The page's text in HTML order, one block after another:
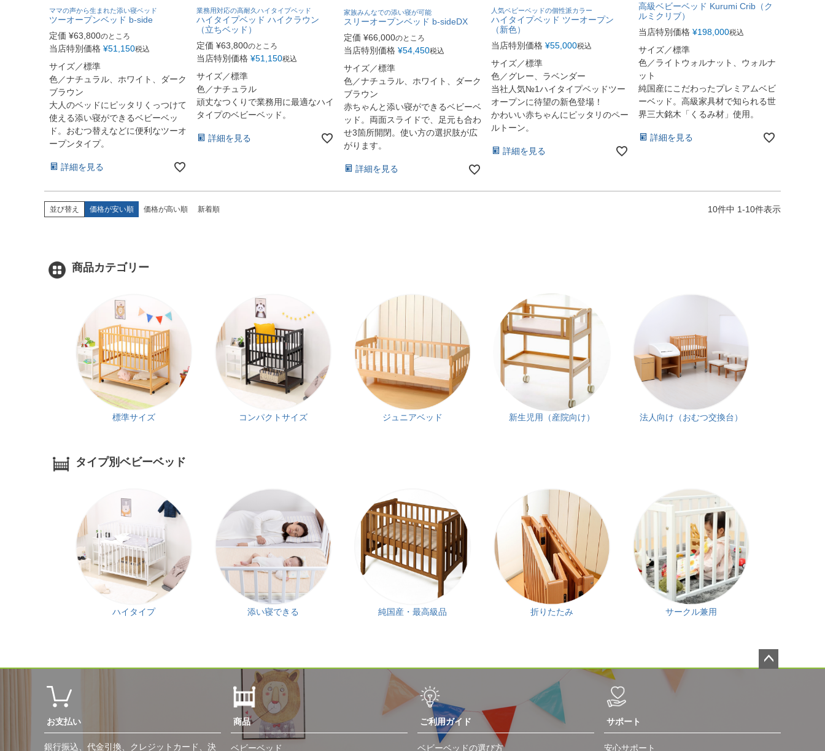
ママの声から生まれた添い寝ベッド
ツーオープンベッド b-side
定価 ¥63,800のところ
当店特別価格 ¥51,150税込
サイズ／標準
色／ナチュラル、ホワイト、ダーク
ブラウン
大人のベッドにピッタリくっつけて
使える添い寝ができるベビーベッ
ド。おむつ替えなどに便利なツーオ
ープンタイプ。
詳細を見る
業務用対応の高耐久ハイタイプベッド
ハイタイプベッド ハイクラウン
（立ちベッド）
定価 ¥63,800のところ
当店特別価格 ¥51,150税込
サイズ／標準
色／ナチュラル
頑丈なつくりで業務用に最適なハイ
タイプのベビーベッド。
詳細を見る
家族みんなでの添い寝が可能
スリーオープンベッド b-sideDX
定価 ¥66,000のところ
当店特別価格 ¥54,450税込
サイズ／標準
色／ナチュラル、ホワイト、ダーク
ブラウン
赤ちゃんと添い寝ができるベビーベ
ッド。両面スライドで、足元も合わ
せ3箇所開閉。使い方の選択肢が広
がります。
詳細を見る
人気ベビーベッドの個性派カラー
ハイタイプベッド ツーオープン
（新色）
当店特別価格 ¥55,000税込
サイズ／標準
色／グレー、ラベンダー
当社人気№1ハイタイプベッドツー
オープンに待望の新色登場！
かわいい赤ちゃんにピッタリのペー
ルトーン。
詳細を見る
高級ベビーベッド Kurumi Crib（ク
ルミクリブ）
当店特別価格 ¥198,000税込
サイズ／標準
色／ライトウォルナット、ウォルナ
ット
純国産にこだわったプレミアムベビ
ーベッド。高級家具材で知られる世
界三大銘木「くるみ材」使用。
詳細を見る
並び替え 価格が安い順 価格が高い順 新着順 10件中 1-10件表示
商品カテゴリー
標準サイズ コンパクトサイズ ジュニアベッド 新生児用（産院向け） 法人向け（おむつ交換台）
タイプ別ベビーベッド
ハイタイプ 添い寝できる 純国産・最高級品 折りたたみ サークル兼用
お支払い
銀行振込、代金引換、クレジットカード、決
商品
ベビーベッド
ご利用ガイド
ベビーベッドの選び方
サポート
安心サポート